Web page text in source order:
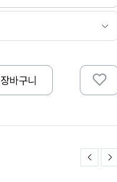
장바구니